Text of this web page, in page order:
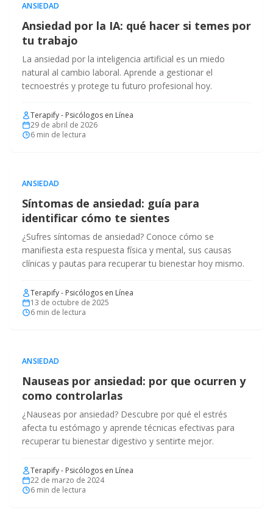
ANSIEDAD
Ansiedad por la IA: qué hacer si temes por
tu trabajo
La ansiedad por la inteligencia artificial es un miedo
natural al cambio laboral. Aprende a gestionar el
tecnoestrés y protege tu futuro profesional hoy.
Terapify - Psicólogos en Línea
29 de abril de 2026
6 min de lectura
ANSIEDAD
Síntomas de ansiedad: guía para
identificar cómo te sientes
¿Sufres síntomas de ansiedad? Conoce cómo se
manifiesta esta respuesta física y mental, sus causas
clínicas y pautas para recuperar tu bienestar hoy mismo.
Terapify - Psicólogos en Línea
13 de octubre de 2025
6 min de lectura
ANSIEDAD
Nauseas por ansiedad: por que ocurren y
como controlarlas
¿Nauseas por ansiedad? Descubre por qué el estrés
afecta tu estómago y aprende técnicas efectivas para
recuperar tu bienestar digestivo y sentirte mejor.
Terapify - Psicólogos en Línea
22 de marzo de 2024
6 min de lectura